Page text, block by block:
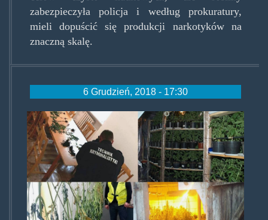
zabezpieczyła policja i według prokuratury,
mieli dopuścić się produkcji narkotyków na
znaczną skalę.
6 Grudzień, 2018 - 17:30
wielkopolskamjprzeglad.jpg